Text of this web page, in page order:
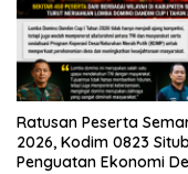
Ratusan Peserta
2026, Kodim 0823
Penguatan Ekonomi